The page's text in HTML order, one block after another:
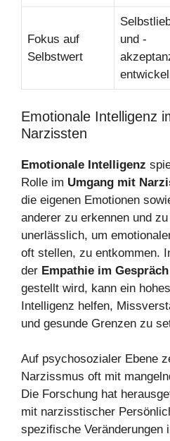
Fokus auf
Selbstwert
und -
Emotionale Intelligenz
Narzissten
Emotionale Intelligenz
Rolle im Umgang mit
die eigenen Emotionen
anderer zu erkennen und
unerlässlich, um
oft stellen, zu entkommen.
der Empathie im Gespräch
gestellt wird, kann ein
Intelligenz helfen,
und gesunde Grenzen zu
Auf psychosozialer Ebene
Narzissmus oft mit
Die Forschung hat
mit narzisstischer
spezifische Veränderungen